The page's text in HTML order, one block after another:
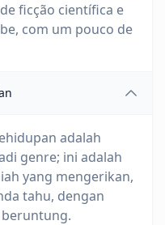
ficção científica e
com um pouco de
adalah
genre; ini adalah
yang mengerikan,
tahu, dengan